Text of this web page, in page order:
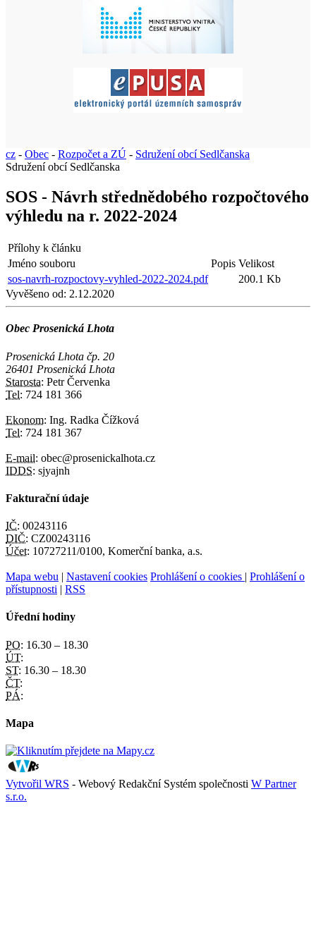
cz - Obec - Rozpočet a ZÚ - Sdružení obcí Sedlčanska
Sdružení obcí Sedlčanska
SOS - Návrh střednědobého rozpočtového
výhledu na r. 2022-2024
Přílohy k článku
Jméno souboru
Popis Velikost
sos-navrh-rozpoctovy-vyhled-2022-2024.pdf
200.1 Kb
Vyvěšeno od: 2.12.2020
Obec Prosenická Lhota
Prosenická Lhota čp. 20
26401 Prosenická Lhota
Starosta: Petr Červenka
Tel: 724 181 366
Ekonom: Ing. Radka Čížková
Tel: 724 181 367
E-mail: obec@prosenickalhota.cz
IDDS: sjyajnh
Fakturační údaje
IČ: 00243116
DIČ: CZ00243116
Účet: 10727211/0100, Komerční banka, a.s.
Mapa webu | Nastavení cookies Prohlášení o cookies | Prohlášení o
přístupnosti | RSS
Úřední hodiny
PO: 16.30 – 18.30
ÚT:
ST: 16.30 – 18.30
ČT:
PÁ:
Mapa
Vytvořil WRS - Webový Redakční Systém společnosti W Partner
s.r.o.